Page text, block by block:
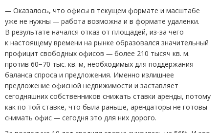
— Оказалось, что офисы в текущем формате и масштабе
уже не нужны — работа возможна и в формате удаленки.
В результате начался отказ от площадей, из-за чего
к настоящему времени на рынке образовался значительный
профицит свободных офисов — более 210 тысяч кв. м.
против 60−70 тыс. кв. м, необходимых для поддержания
баланса спроса и предложения. Именно излишнее
предложение офисной недвижимости и заставляет
сегодняшних собственников снижать ставки аренды, потому
как по той ставке, что была раньше, арендаторы не готовы
снимать офис — сегодня это для них дорого.